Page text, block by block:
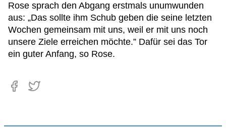
Rose sprach den Abgang erstmals unumwunden
aus: „Das sollte ihm Schub geben die seine letzten
Wochen gemeinsam mit uns, weil er mit uns noch
unsere Ziele erreichen möchte.” Dafür sei das Tor
ein guter Anfang, so Rose.